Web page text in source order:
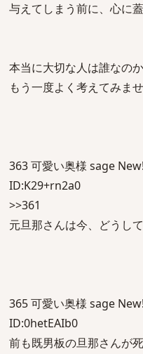
与えてしまう前に、心に
本当に大切な人は誰なのか
もう一度よく考えてみま
363 可愛い奥様 sage
ID:K29+rn2a0
>>361
元旦那さんは今、どうし
365 可愛い奥様 sage
ID:0hetEAIb0
前も既男板の旦那さんが